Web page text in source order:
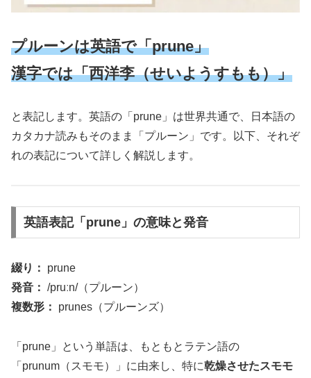
プルーンは英語で「prune」
漢字では「西洋李（せいようすもも）」
と表記します。英語の「prune」は世界共通で、日本語の
カタカナ読みもそのまま「プルーン」です。以下、それぞ
れの表記について詳しく解説します。
英語表記「prune」の意味と発音
綴り：
prune
発音： /pruːn/（プルーン）
複数形：
prunes（プルーンズ）
「prune」という単語は、もともとラテン語の
「prunum（スモモ）」に由来し、特に乾燥させたスモモ